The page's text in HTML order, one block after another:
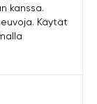
kanssa.
Käytät